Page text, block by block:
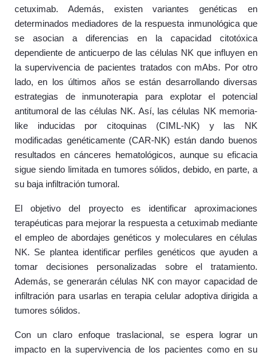
cetuximab. Además, existen variantes genéticas en
determinados mediadores de la respuesta inmunológica que
se asocian a diferencias en la capacidad citotóxica
dependiente de anticuerpo de las células NK que influyen en
la supervivencia de pacientes tratados con mAbs. Por otro
lado, en los últimos años se están desarrollando diversas
estrategias de inmunoterapia para explotar el potencial
antitumoral de las células NK. Así, las células NK memoria-
like inducidas por citoquinas (CIML-NK) y las NK
modificadas genéticamente (CAR-NK) están dando buenos
resultados en cánceres hematológicos, aunque su eficacia
sigue siendo limitada en tumores sólidos, debido, en parte, a
su baja infiltración tumoral.
El objetivo del proyecto es identificar aproximaciones
terapéuticas para mejorar la respuesta a cetuximab mediante
el empleo de abordajes genéticos y moleculares en células
NK. Se plantea identificar perfiles genéticos que ayuden a
tomar decisiones personalizadas sobre el tratamiento.
Además, se generarán células NK con mayor capacidad de
infiltración para usarlas en terapia celular adoptiva dirigida a
tumores sólidos.
Con un claro enfoque traslacional, se espera lograr un
impacto en la supervivencia de los pacientes como en su